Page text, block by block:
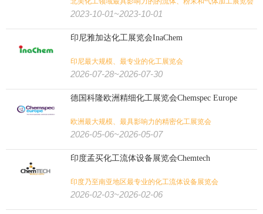
2023-10-01~2023-10-01
印尼雅加达化工展览会InaChem
印尼最大规模、最专业的化工展览会
2026-07-28~2026-07-30
德国科隆欧洲精细化工展览会Chemspec Europe
欧洲最大规模、最具影响力的精密化工展览会
2026-05-06~2026-05-07
印度孟买化工流体设备展览会Chemtech
印度乃至南亚地区最专业的化工流体设备展览会
2026-02-03~2026-02-06